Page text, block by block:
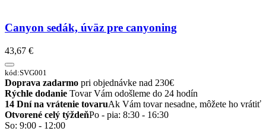
Canyon sedák, úväz pre canyoning
43,67 €
kód:SVG001
Doprava zadarmo pri objednávke nad 230€
Rýchle dodanie Tovar Vám odošleme do 24 hodín
14 Dní na vrátenie tovaruAk Vám tovar nesadne, môžete ho vrátiť
Otvorené celý týždeňPo - pia: 8:30 - 16:30
So: 9:00 - 12:00